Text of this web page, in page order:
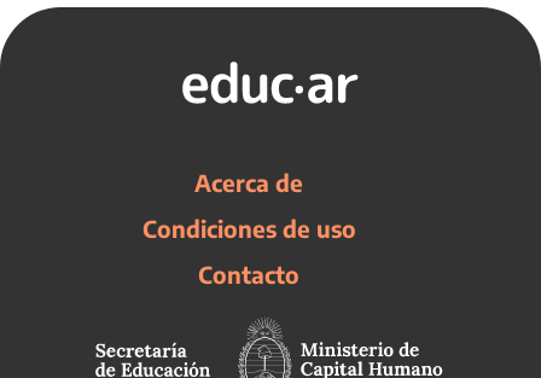
Acerca de
Condiciones de uso
Contacto